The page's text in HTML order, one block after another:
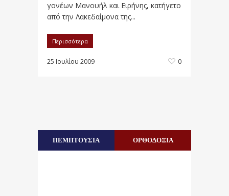
γονέων Μανουήλ και Ειρήνης, κατήγετο
από την Λακεδαίμονα της...
Περισσότερα
25 Ιουλίου 2009 0
ΠΕΜΠΤΟΥΣΙΑ ΟΡΘΟΔΟΞΙΑ